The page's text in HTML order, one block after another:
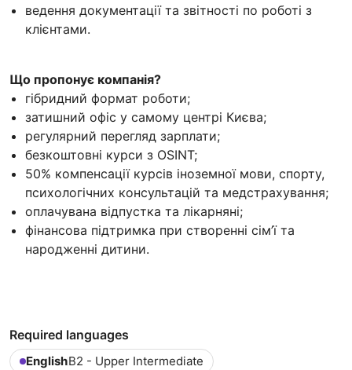
ведення документації та звітності по роботі з
клієнтами.
Що пропонує компанія?
гібридний формат роботи;
затишний офіс у самому центрі Києва;
регулярний перегляд зарплати;
безкоштовні курси з OSINT;
50% компенсації курсів іноземної мови, спорту,
психологічних консультацій та медстрахування;
оплачувана відпустка та лікарняні;
фінансова підтримка при створенні сім’ї та
народженні дитини.
Required languages
EnglishB2 - Upper Intermediate